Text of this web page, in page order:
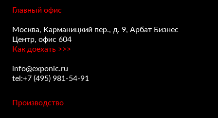
Главный офис
Москва, Карманицкий пер., д. 9, Арбат Бизнес
Центр, офис 604
info@exponic.ru
tel:+7 (495) 981-54-91
Как доехать >>>
Производство